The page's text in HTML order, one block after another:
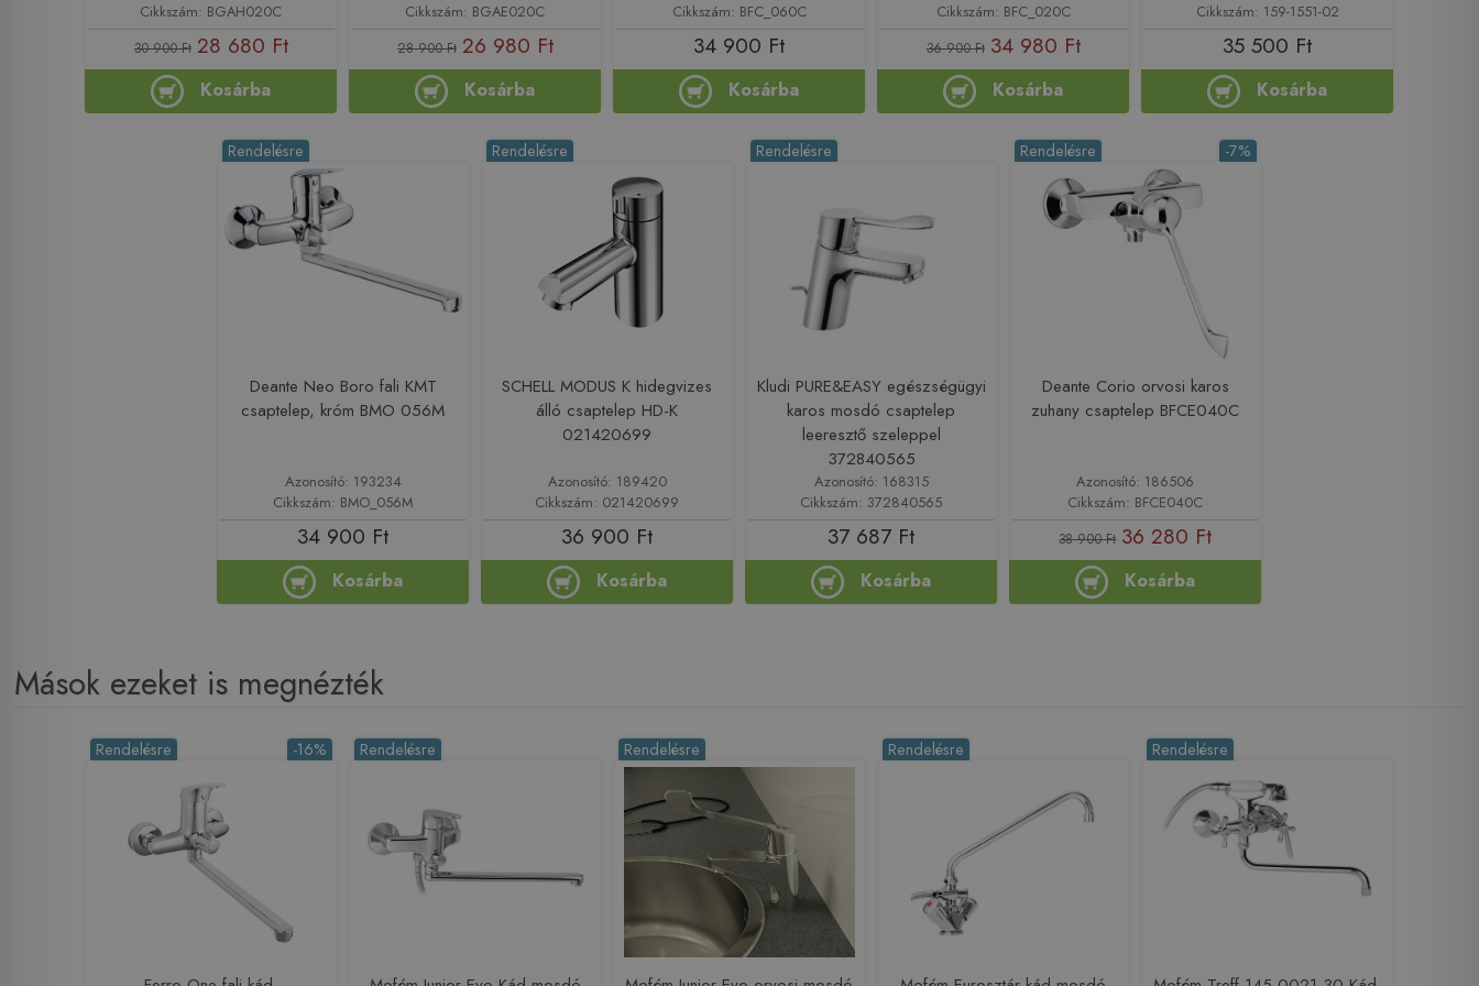
Cikkszám: BGAH020C
30 900 Ft 28 680 Ft
Kosárba
Cikkszám: BGAE020C
28 900 Ft 26 980 Ft
Kosárba
Cikkszám: BFC_060C
34 900 Ft
Kosárba
Cikkszám: BFC_020C
36 900 Ft 34 980 Ft
Kosárba
Cikkszám: 159-1551-02
35 500 Ft
Kosárba
Rendelésre
Deante Neo Boro fali KMT
csaptelep, króm BMO 056M
Azonosító: 193234
Cikkszám: BMO_056M
34 900 Ft
Kosárba
Rendelésre
SCHELL MODUS K hidegvizes
álló csaptelep HD-K
021420699
Azonosító: 189420
Cikkszám: 021420699
36 900 Ft
Kosárba
Rendelésre
Kludi PURE&EASY egészségügyi
karos mosdó csaptelep
leeresztő szeleppel
372840565
Azonosító: 168315
Cikkszám: 372840565
37 687 Ft
Kosárba
-7%
Rendelésre
Deante Corio orvosi karos
zuhany csaptelep BFCE040C
Azonosító: 186506
Cikkszám: BFCE040C
38 900 Ft 36 280 Ft
Kosárba
Mások ezeket is megnézték
-16%
Rendelésre Rendelésre Rendelésre Rendelésre Rendelésre